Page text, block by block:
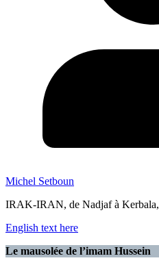
Michel Setboun
IRAK-IRAN, de Nadjaf à Kerbala,
English text here
Le mausolée de l’imam Hussein